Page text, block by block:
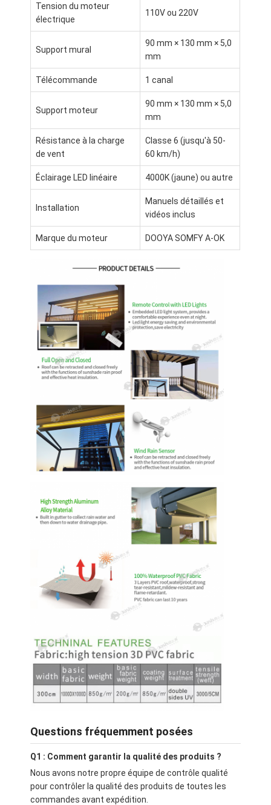
Pergola légère
Tente électrique de pare-soleil
Pergola à louve en aluminium améliorée
Accessoires de tente
Tension du moteur
électrique
110V ou 220V
Support mural
90 mm × 130 mm × 5,0
mm
Télécommande 1 canal
Support moteur
90 mm × 130 mm × 5,0
mm
Résistance à la charge
de vent
Classe 6 (jusqu'à 50-
60 km/h)
Éclairage LED linéaire 4000K (jaune) ou autre
Installation
Manuels détaillés et
vidéos inclus
Marque du moteur DOOYA SOMFY A-OK
Questions fréquemment posées
Q1 : Comment garantir la qualité des produits ?
Nous avons notre propre équipe de contrôle qualité
pour contrôler la qualité des produits de toutes les
commandes avant expédition.